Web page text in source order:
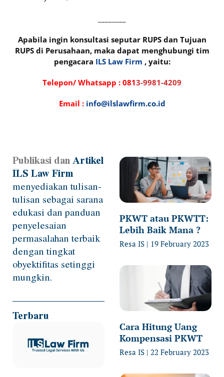
Apabila ingin konsultasi seputar RUPS dan Tujuan
RUPS di Perusahaan, maka dapat menghubungi tim
pengacara ILS Law Firm , yaitu:
Telepon/ Whatsapp : 0813-9981-4209
Email : info@ilslawfirm.co.id
Publikasi danArtikel
ILS Law Firm
menyediakan tulisan-
tulisan sebagai sarana
edukasi dan panduan
penyelesaian
permasalahan terbaik
dengan tingkat
obyektifitas setinggi
mungkin.
Terbaru
PKWT atau PKWTT:
Lebih Baik Mana ?
Resa IS 19 February 2023
Cara Hitung Uang
Kompensasi PKWT
Resa IS 22 February 2023
PagePagePagePagePage